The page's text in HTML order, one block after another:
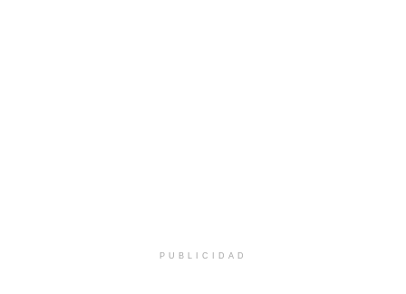
PUBLICIDAD